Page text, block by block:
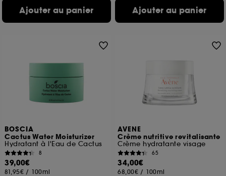
Ajouter au panier Ajouter au panier
BOSCIA
Cactus Water Moisturizer
Hydratant à l'Eau de Cactus
8
39,00€
81,95€ / 100ml
AVENE
Crème nutritive revitalisante
Crème hydratante visage
65
34,00€
68,00€ / 100ml